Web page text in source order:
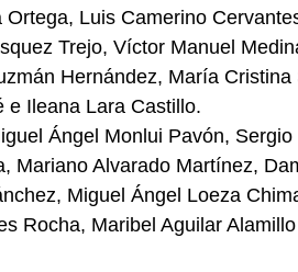
Ortega, Luis Camerino
Trejo, Víctor Manuel
Hernández, María
e Ileana Lara Castillo.
Ángel Monlui Pavón,
Mariano Alvarado Martínez,
Miguel Ángel Loeza
Rocha, Maribel Aguilar